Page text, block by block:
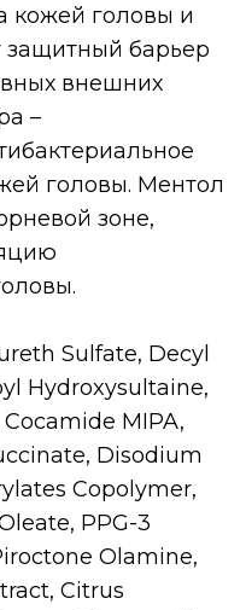
кожей головы и
защитный барьер
внешних
–
головы. Ментол
зоне,
Sulfate, Decyl
Hydroxysultaine,
MIPA,
Disodium
Copolymer,
PPG-3
Olamine,
Citrus